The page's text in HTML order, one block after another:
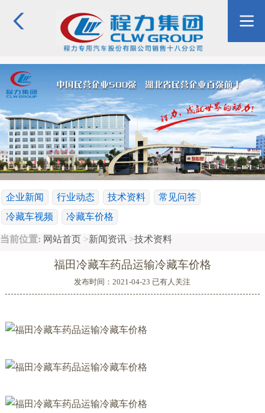
企业新闻 行业动态 技术资料
常见问答
冷藏车视频
冷藏车价格
当前位置: 网站首页 >新闻资讯 >技术资料
福田冷藏车药品运输冷藏车价格
发布时间：2021-04-23 已有人关注